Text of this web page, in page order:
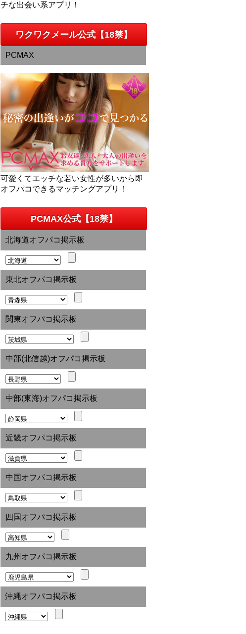
チな出会い系アプリ！
ワクワクメール公式【18禁】
PCMAX
可愛くてエッチな若い女性が多いから即
オフパコできるマッチングアプリ！
PCMAX公式【18禁】
北海道オフパコ掲示板
東北オフパコ掲示板
関東オフパコ掲示板
中部(北信越)オフパコ掲示板
中部(東海)オフパコ掲示板
近畿オフパコ掲示板
中国オフパコ掲示板
四国オフパコ掲示板
九州オフパコ掲示板
沖縄オフパコ掲示板